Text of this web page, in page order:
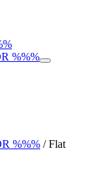
%%%
%%% / Flat